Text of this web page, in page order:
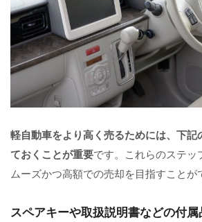
軽自動車をより高く売るためには、下記
ておくことが重要です。これらのステッ
ムーズかつ高額での売却を目指すことが
スペアキーや取扱説明書などの付